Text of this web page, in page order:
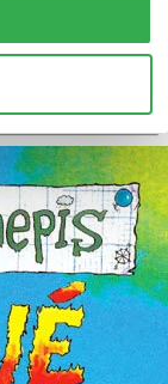
všetky výtlačky a
Teoreticky však
ktoré ešte